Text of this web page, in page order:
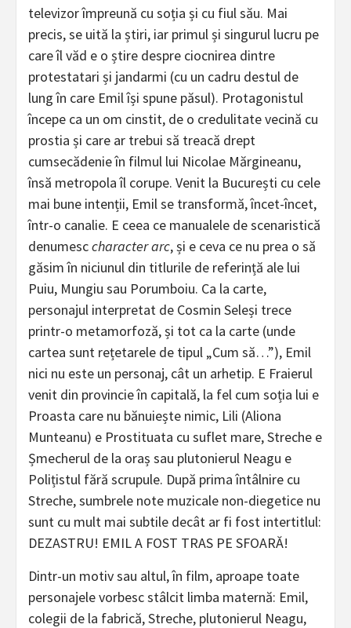
televizor împreună cu soția și cu fiul său. Mai
precis, se uită la știri, iar primul și singurul lucru pe
care îl văd e o știre despre ciocnirea dintre
protestatari și jandarmi (cu un cadru destul de
lung în care Emil își spune păsul). Protagonistul
începe ca un om cinstit, de o credulitate vecină cu
prostia și care ar trebui să treacă drept
cumsecădenie în filmul lui Nicolae Mărgineanu,
însă metropola îl corupe. Venit la București cu cele
mai bune intenții, Emil se transformă, încet-încet,
într-o canalie. E ceea ce manualele de scenaristică
denumesccharacter arc, și e ceva ce nu prea o să
găsim în niciunul din titlurile de referință ale lui
Puiu, Mungiu sau Porumboiu. Ca la carte,
personajul interpretat de Cosmin Seleși trece
printr-o metamorfoză, și tot ca la carte (unde
cartea sunt rețetarele de tipul „Cum să…”), Emil
nici nu este un personaj, cât un arhetip. E Fraierul
venit din provincie în capitală, la fel cum soția lui e
Proasta care nu bănuiește nimic, Lili (Aliona
Munteanu) e Prostituata cu suflet mare, Streche e
Șmecherul de la oraș sau plutonierul Neagu e
Polițistul fără scrupule. După prima întâlnire cu
Streche, sumbrele note muzicale non-diegetice nu
sunt cu mult mai subtile decât ar fi fost intertitlul:
DEZASTRU! EMIL A FOST TRAS PE SFOARĂ!
Dintr-un motiv sau altul, în film, aproape toate
personajele vorbesc stâlcit limba maternă: Emil,
colegii de la fabrică, Streche, plutonierul Neagu,